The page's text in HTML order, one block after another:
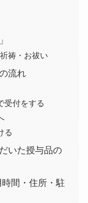
祷・お祓い
流れ
受付をする
る
いた授与品の
間・住所・駐